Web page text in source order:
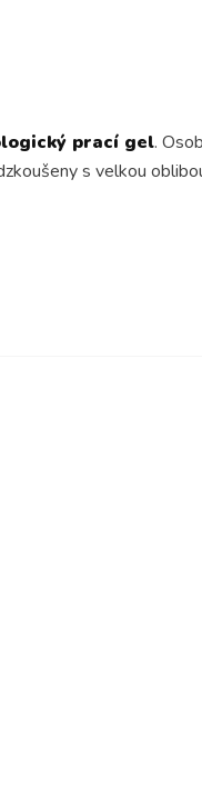
prací gel.
s velkou